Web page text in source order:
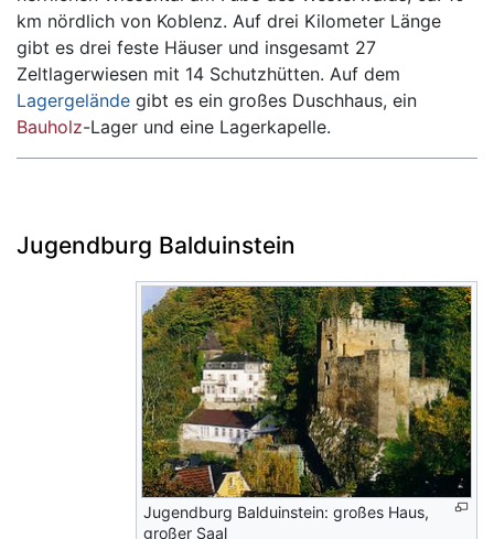
km nördlich von Koblenz. Auf drei Kilometer Länge
gibt es drei feste Häuser und insgesamt 27
Zeltlagerwiesen mit 14 Schutzhütten. Auf dem
Lagergelände gibt es ein großes Duschhaus, ein
Bauholz-Lager und eine Lagerkapelle.
Jugendburg Balduinstein
Jugendburg Balduinstein: großes Haus,
großer Saal